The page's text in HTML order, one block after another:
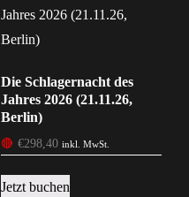
Die Schlagernacht des
Jahres 2026 (21.11.26,
Berlin)
🔴 €298,40 inkl. MwSt.
Jetzt buchen